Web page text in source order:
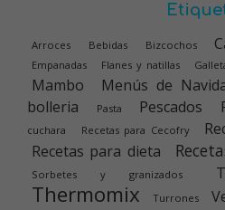
Arroces Bebidas Bizcochos
Empanadas Flanes y natillas
Mambo Menús de
bolleria
Pasta Pescados
cuchara
Recetas para Cecofry
Recetas para dieta
Sorbetes y granizados
Thermomix Turrones